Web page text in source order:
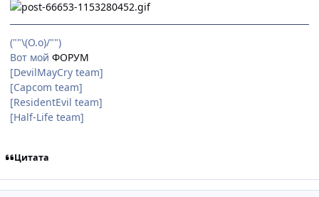
(""\(О.о)/"")
Вот мой ФОРУМ
[DevilMayCry team]
[Capcom team]
[ResidentEvil team]
[Half-Life team]
Цитата